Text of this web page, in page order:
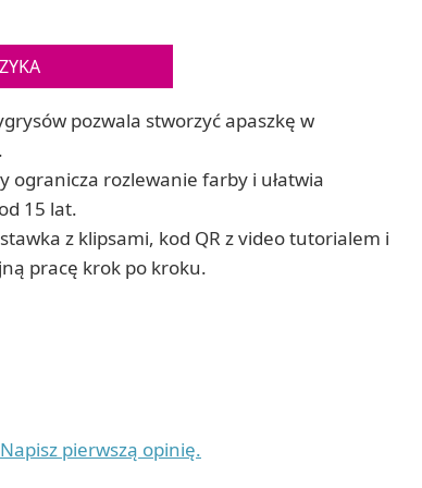
doświadczalne i naukowe
piaskiem (Sablimage)
mozaikowe i wyklejanki
pozwala stworzyć apaszkę w
ogranicza rozlewanie farby i ułatwia
15 lat.
z klipsami, kod QR z video tutorialem i
pracę krok po kroku.
Napisz pierwszą opinię.